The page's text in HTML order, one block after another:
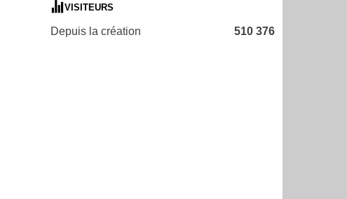
VISITEURS
Depuis la création 510 376